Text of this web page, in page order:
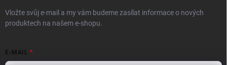
Vložte svůj e-mail a my vám budeme zasílat informace o nových
produktech na našem e-shopu.
E-MAIL